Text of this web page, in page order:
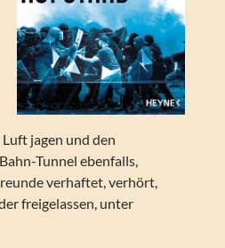
jagen und den
Tunnel ebenfalls,
verhaftet, verhört,
freigelassen, unter